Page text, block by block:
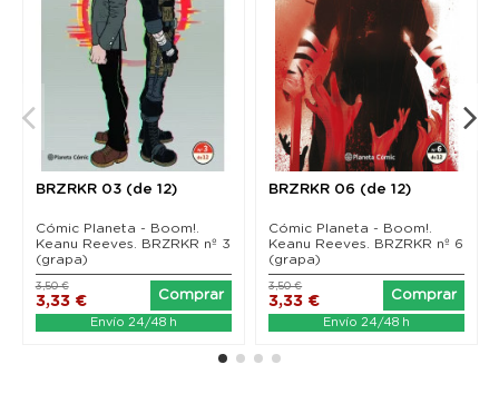
BRZRKR 03 (de 12)
Cómic Planeta - Boom!.
Keanu Reeves. BRZRKR nº 3
(grapa)
3,33 €
3,50 €
Comprar
Envío 24/48 h
BRZRKR 06 (de 12)
Cómic Planeta - Boom!.
Keanu Reeves. BRZRKR nº 6
(grapa)
3,33 €
3,50 €
Comprar
Envío 24/48 h